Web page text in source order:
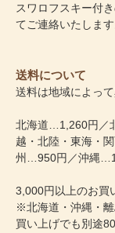
スワロフスキー付
てご連絡いたしま
送料について
送料は地域によって
北海道…1,260円／
越・北陸・東海・
州…950円／沖縄
3,000円以上のお買
※北海道・沖縄・
買い上げでも別途